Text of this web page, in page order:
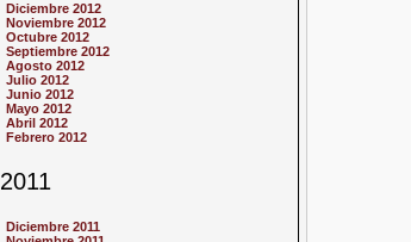
Diciembre 2012
Noviembre 2012
Octubre 2012
Septiembre 2012
Agosto 2012
Julio 2012
Junio 2012
Mayo 2012
Abril 2012
Febrero 2012
2011
Diciembre 2011